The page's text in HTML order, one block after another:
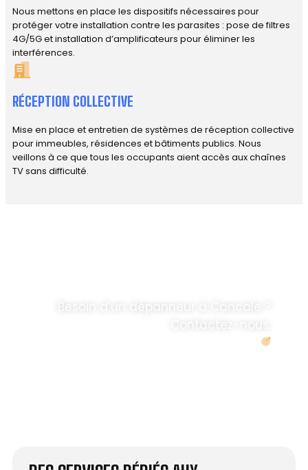
Nous mettons en place les dispositifs nécessaires pour
protéger votre installation contre les parasites : pose de filtres
4G/5G et installation d’amplificateurs pour éliminer les
interférences.
RÉCEPTION COLLECTIVE
Mise en place et entretien de systèmes de réception collective
pour immeubles, résidences et bâtiments publics. Nous
veillons à ce que tous les occupants aient accès aux chaînes
TV sans difficulté.
Besoin d’un dépanneur à Cancale ?